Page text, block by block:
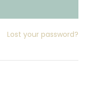
Lost your password?